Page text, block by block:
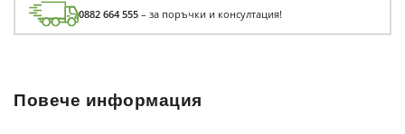
0882 664 555 – за поръчки и консултация!
Повече информация